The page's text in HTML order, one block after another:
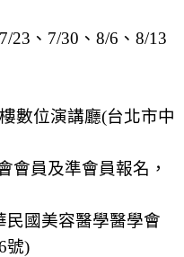
7/23 、 7/30 、 8/6 、 8/13
樓數位演講廳(台北市中
會員及準會員報名，
民國美容醫學醫學會
號)